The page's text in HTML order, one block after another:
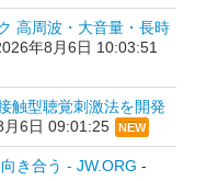
高周波・大音量・長時
年8月6日 10:03:51
触型聴覚刺激法を開発
月6日 09:01:25 NEW
き合う - JW.ORG -